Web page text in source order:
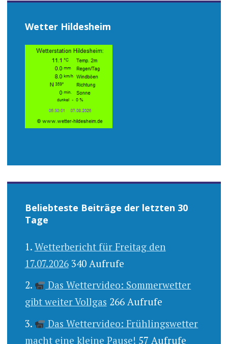
Wetter Hildesheim
Beliebteste Beiträge der letzten 30
Tage
Wetterbericht für Freitag den
17.07.2026 340 Aufrufe
Das Wettervideo: Sommerwetter
gibt weiter Vollgas 266 Aufrufe
Das Wettervideo: Frühlingswetter
macht eine kleine Pause! 57 Aufrufe